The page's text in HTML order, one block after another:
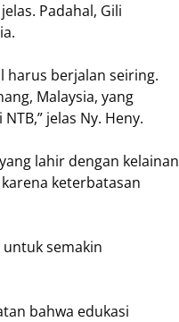
Padahal, Gili
harus berjalan seiring.
Malaysia, yang
jelas Ny. Heny.
lahir dengan kelainan
keterbatasan
semakin
bahwa edukasi